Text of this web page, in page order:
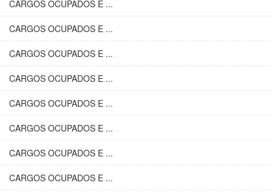
CARGOS OCUPADOS E ...
CARGOS OCUPADOS E ...
CARGOS OCUPADOS E ...
CARGOS OCUPADOS E ...
CARGOS OCUPADOS E ...
CARGOS OCUPADOS E ...
CARGOS OCUPADOS E ...
CARGOS OCUPADOS E ...